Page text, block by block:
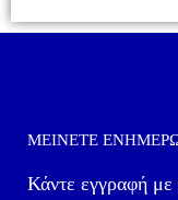
ΜΕΊΝΕΤΕ
Κάντε εγγραφή